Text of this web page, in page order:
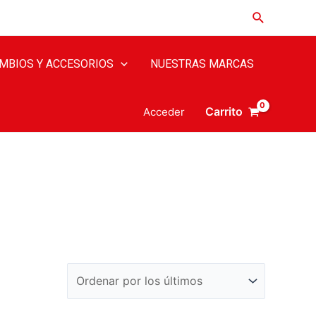
Buscar
Y ACCESORIOS NUESTRAS MARCAS
Acceder Carrito